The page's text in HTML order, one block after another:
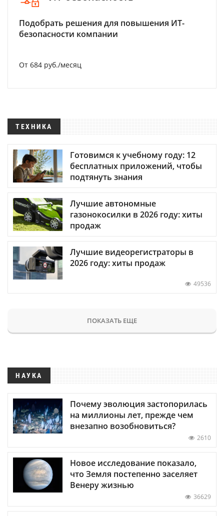
Подобрать решения для повышения ИТ-
безопасности компании
От 684 руб./месяц
ТЕХНИКА
Готовимся к учебному году: 12
бесплатных приложений, чтобы
подтянуть знания
Лучшие автономные
газонокосилки в 2026 году: хиты
продаж
Лучшие видеорегистраторы в
2026 году: хиты продаж
49536
ПОКАЗАТЬ ЕЩЕ
НАУКА
Почему эволюция застопорилась
на миллионы лет, прежде чем
внезапно возобновиться?
2610
Новое исследование показало,
что Земля постепенно заселяет
Венеру жизнью
36629